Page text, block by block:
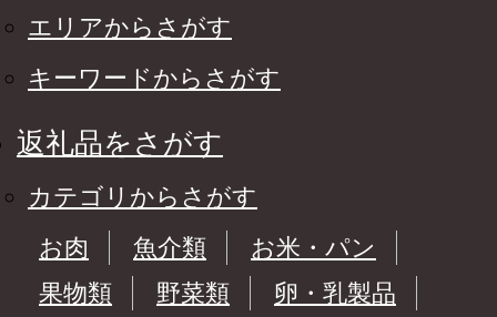
エリアからさがす
キーワードからさがす
返礼品をさがす
カテゴリからさがす
お肉
魚介類
お米・パン
果物類
野菜類
卵・乳製品